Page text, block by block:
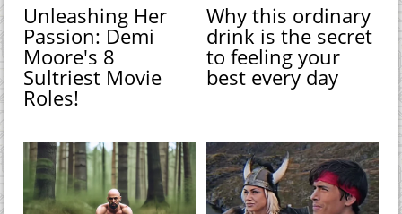
Unleashing Her
Passion: Demi
Moore's 8
Sultriest Movie
Roles!
Why this ordinary
drink is the secret
to feeling your
best every day